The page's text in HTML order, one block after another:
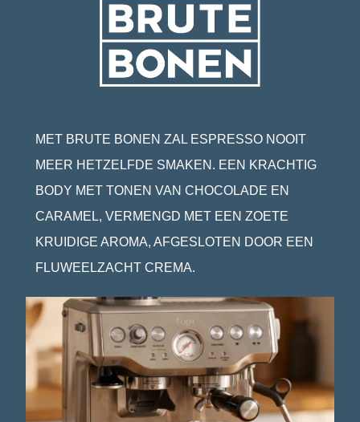
MET BRUTE BONEN ZAL ESPRESSO NOOIT
MEER HETZELFDE SMAKEN. EEN KRACHTIG
BODY MET TONEN VAN CHOCOLADE EN
CARAMEL, VERMENGD MET EEN ZOETE
KRUIDIGE AROMA, AFGESLOTEN DOOR EEN
FLUWEELZACHT CREMA.